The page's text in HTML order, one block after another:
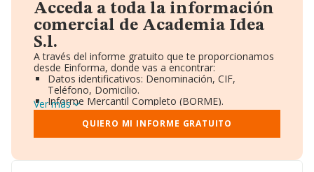
Acceda a toda la información
comercial de Academia Idea
S.l.
A través del informe gratuito que te proporcionamos
desde Einforma, donde vas a encontrar:
Datos identificativos: Denominación, CIF,
Teléfono, Domicilio.
Informe Mercantil Completo (BORME).
Gráficos de Evolución Ventas y Empleados.
Consejo de Administración y Administradores.
Directivos y Ejecutivos.
Ver más
QUIERO MI INFORME GRATUITO